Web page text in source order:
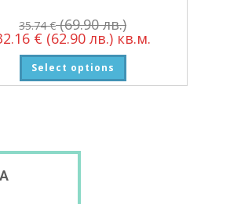
35.74€ (69.90 лв.)
€ (62.90 лв.)кв.м.
Select options